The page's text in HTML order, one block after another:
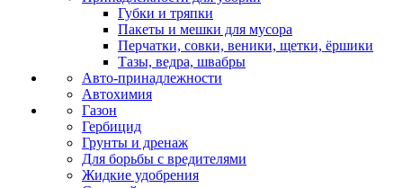
Губки и тряпки
Пакеты и мешки для мусора
Перчатки, совки, веники, щетки, ёршики
Тазы, ведра, швабры
Авто-принадлежности
Автохимия
Газон
Гербицид
Грунты и дренаж
Для борьбы с вредителями
Жидкие удобрения